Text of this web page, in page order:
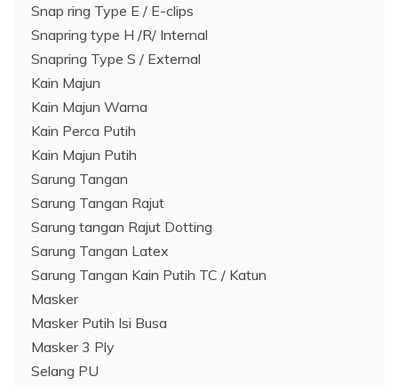
Snap ring Type E / E-clips
Snapring type H /R/ Internal
Snapring Type S / External
Kain Majun
Kain Majun Warna
Kain Perca Putih
Kain Majun Putih
Sarung Tangan
Sarung Tangan Rajut
Sarung tangan Rajut Dotting
Sarung Tangan Latex
Sarung Tangan Kain Putih TC / Katun
Masker
Masker Putih Isi Busa
Masker 3 Ply
Selang PU